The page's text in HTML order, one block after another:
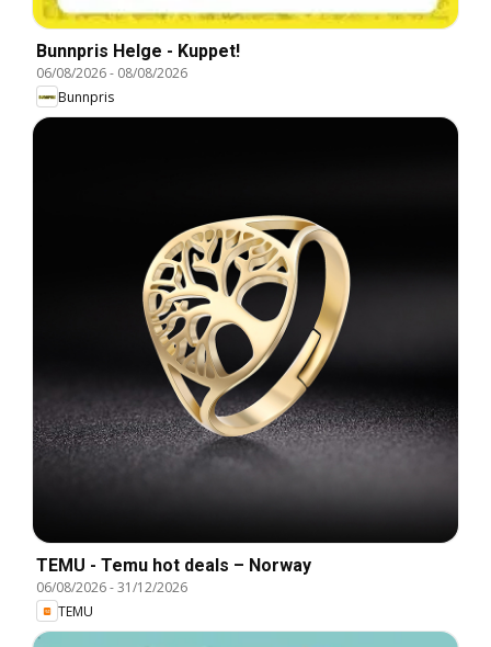
Bunnpris Helge - Kuppet!
06/08/2026- 08/08/2026
Bunnpris
TEMU - Temu hot deals – Norway
06/08/2026-31/12/2026
TEMU